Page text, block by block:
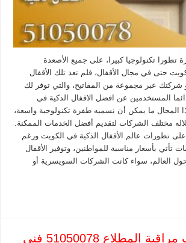
تطورا تكنولوجيا كبيرا، على جميع الأصعدة
حتى في مجال الأقفال، فلم تعد تلك الأقفال
شركتك عبر مجموعة من المفاتيح، والتي توفر لك
المستخدمين عن افضل الاقفال الذكية في
المجال ما يمكن أن نسميه طفرة تكنولوجية واسعة،
مختلف الشركات لتقديم أفضل الخدمات الممكنة.
تطورات عالم الأقفال الذكية في الكويت ورغم
تأتي بأسعار مناسبة للمواطنين، وتوفير الأقفال
العالم، سواء كانت الشركات السويسرية أو
شركة كاميرات مراقبة المطلاع 51050078 فني